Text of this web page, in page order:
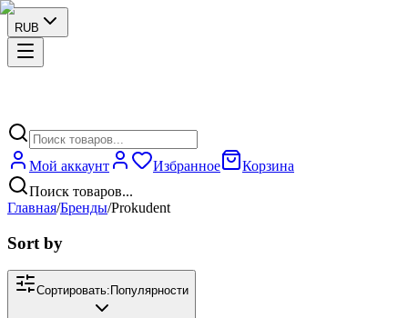
RUB
Мой аккаунт Избранное
Корзина
Поиск товаров...
Главная/Бренды/Prokudent
Sort by
Сортировать: Популярности